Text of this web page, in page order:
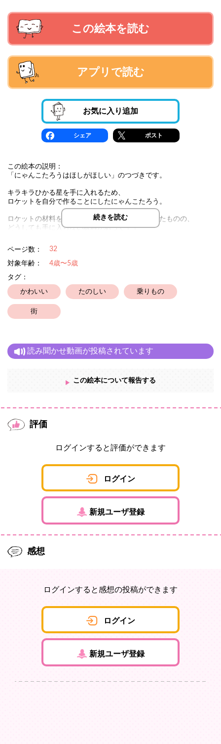
この絵本を読む
アプリで読む
お気に入り追加
シェア ポスト
この絵本の説明：
「にゃんこたろうはほしがほしい」のつづきです。
キラキラひかる星を手に入れるため、
ロケットを自分で作ることにしたにゃんこたろう。
ロケットの材料を手に入れるため、街にやってきたものの、
どうしても手に入らない材料があって？！
続きを読む
ページ数： 32
対象年齢：
4歳〜5歳
タグ：
かわいい たのしい 乗りもの
街
読み聞かせ動画が投稿されています
この絵本について報告する
評価
ログインすると評価ができます
ログイン
新規ユーザ登録
感想
ログインすると感想の投稿ができます
ログイン
新規ユーザ登録